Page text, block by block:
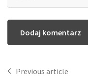
Previous article